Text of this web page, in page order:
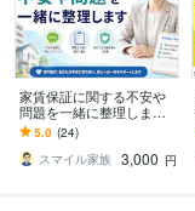
家賃保証に関する不安や
問題を一緒に整理します
家賃保証の不安や問題を
一緒に整理し解決まで丁
寧に寄り添います
5.0 (24)
スマイル家族
3,000 円